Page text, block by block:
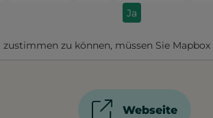
Ja
zu können, müssen Sie Mapbox
Webseite